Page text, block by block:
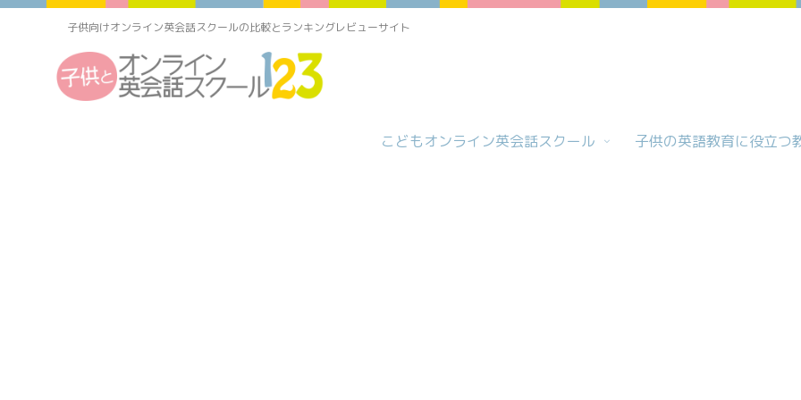
子供向けオンライン英会話スクールの比較とランキングレビューサイト
こどもオンライン英会話スクール 子供の英語教育に役立つ